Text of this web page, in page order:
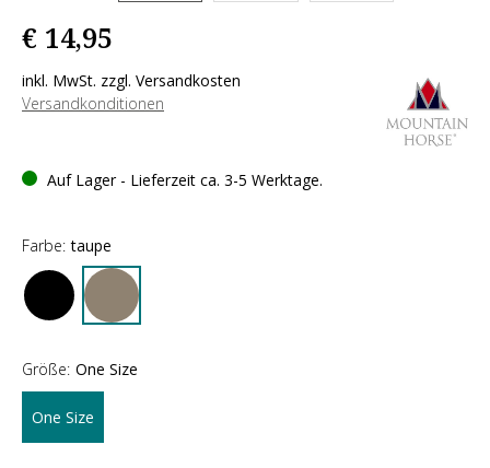
€ 14,95
inkl. MwSt. zzgl. Versandkosten
Versandkonditionen
Auf Lager - Lieferzeit ca. 3-5 Werktage.
Farbe: taupe
Größe: One Size
One Size